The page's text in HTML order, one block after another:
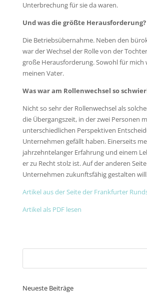
Unterbrechung für sie da waren.
Und was die größte Herausforderung?
Die Betriebsübernahme. Neben den
war der Wechsel der Rolle von der
große Herausforderung. Sowohl für mich
meinen Vater.
Was war am Rollenwechsel so
Nicht so sehr der Rollenwechsel als
die Übergangszeit, in der zwei Personen
unterschiedlichen Perspektiven
Unternehmen gefällt haben. Einerseits
jahrzehntelanger Erfahrung und einem
er zu Recht stolz ist. Auf der anderen
Unternehmen zukunftsfähig gestalten
Artikel aus der Seite der Frankfurter
Artikel als PDF lesen
Neueste Beiträge